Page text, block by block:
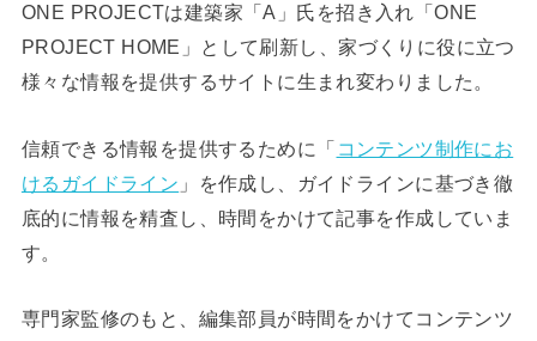
ONE PROJECTは建築家「A」氏を招き入れ「ONE
PROJECT HOME」として刷新し、家づくりに役に立つ
様々な情報を提供するサイトに生まれ変わりました。
信頼できる情報を提供するために「 コンテンツ制作にお
けるガイドライン 」を作成し、ガイドラインに基づき徹
底的に情報を精査し、時間をかけて記事を作成していま
す。
専門家監修のもと、編集部員が時間をかけてコンテンツ